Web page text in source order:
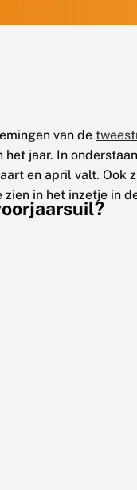
van de
het jaar. In
en april valt. Ook
zien in het inzetje in